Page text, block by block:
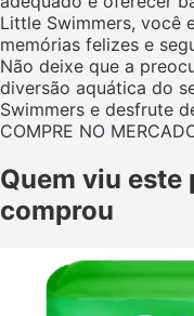
Little Swimmers, você
memórias felizes e
Não deixe que a
diversão aquática do
Swimmers e desfrute
COMPRE NO
Quem viu este
comprou